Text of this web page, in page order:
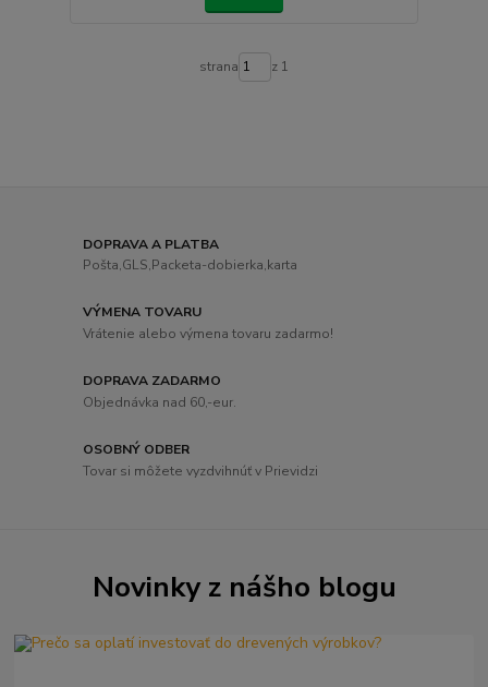
strana z 1
DOPRAVA A PLATBA
Pošta,GLS,Packeta-dobierka,karta
VÝMENA TOVARU
Vrátenie alebo výmena tovaru zadarmo!
DOPRAVA ZADARMO
Objednávka nad 60,-eur.
OSOBNÝ ODBER
Tovar si môžete vyzdvihnúť v Prievidzi
Novinky z nášho blogu